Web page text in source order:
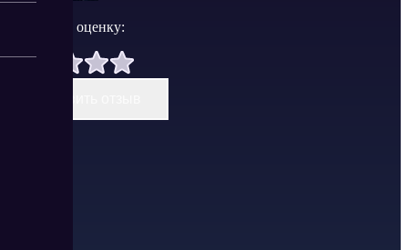
Поставить оценку: